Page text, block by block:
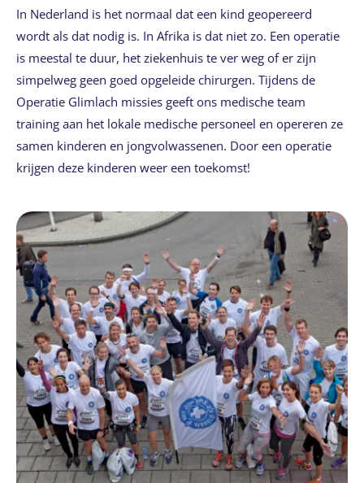
In Nederland is het normaal dat een kind geopereerd
wordt als dat nodig is. In Afrika is dat niet zo. Een operatie
is meestal te duur, het ziekenhuis te ver weg of er zijn
simpelweg geen goed opgeleide chirurgen. Tijdens de
Operatie Glimlach missies geeft ons medische team
training aan het lokale medische personeel en opereren ze
samen kinderen en jongvolwassenen. Door een operatie
krijgen deze kinderen weer een toekomst!